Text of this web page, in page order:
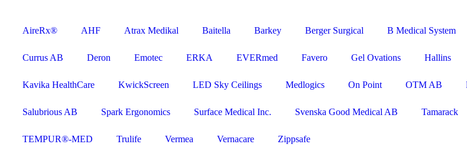
AireRx® AHF Atrax Medikal Baitella Barkey Berger Surgical B Medical System
Currus AB Deron Emotec ERKA EVERmed Favero Gel Ovations Hallins
Kavika HealthCare KwickScreen LED Sky Ceilings Medlogics On Point OTM AB
Salubrious AB Spark Ergonomics Surface Medical Inc. Svenska Good Medical AB Tamarack
TEMPUR®-MED Trulife Vermea Vernacare Zippsafe